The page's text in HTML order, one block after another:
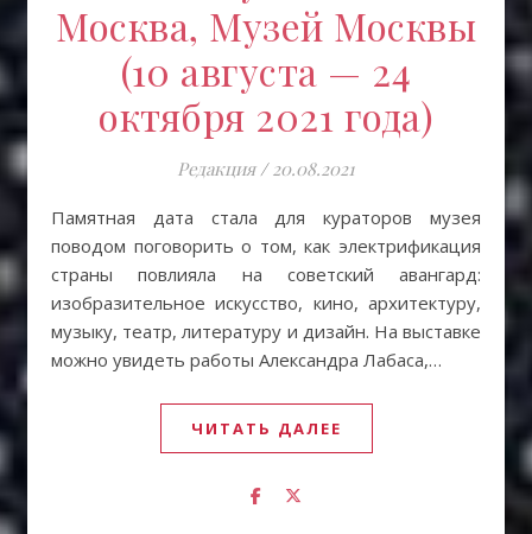
Москва, Музей Москвы
(10 августа — 24
октября 2021 года)
Редакция / 20.08.2021
Памятная дата стала для кураторов музея
поводом поговорить о том, как электрификация
страны повлияла на советский авангард:
изобразительное искусство, кино, архитектуру,
музыку, театр, литературу и дизайн. На выставке
можно увидеть работы Александра Лабаса,…
ЧИТАТЬ ДАЛЕЕ